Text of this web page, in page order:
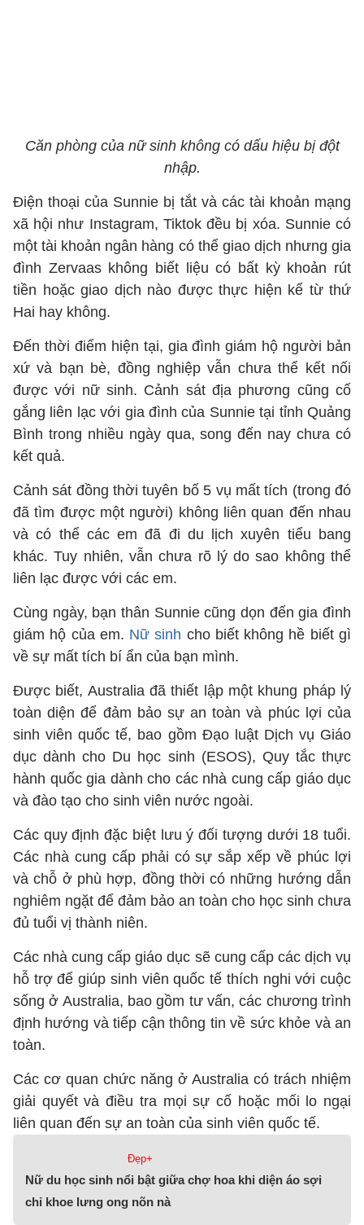
Căn phòng của nữ sinh không có dấu hiệu bị đột
nhập.
Điện thoại của Sunnie bị tắt và các tài khoản mạng
xã hội như Instagram, Tiktok đều bị xóa. Sunnie có
một tài khoản ngân hàng có thể giao dịch nhưng gia
đình Zervaas không biết liệu có bất kỳ khoản rút
tiền hoặc giao dịch nào được thực hiện kể từ thứ
Hai hay không.
Đến thời điểm hiện tại, gia đình giám hộ người bản
xứ và bạn bè, đồng nghiệp vẫn chưa thể kết nối
được với nữ sinh. Cảnh sát địa phương cũng cố
gắng liên lạc với gia đình của Sunnie tại tỉnh Quảng
Bình trong nhiều ngày qua, song đến nay chưa có
kết quả.
Cảnh sát đồng thời tuyên bố 5 vụ mất tích (trong đó
đã tìm được một người) không liên quan đến nhau
và có thể các em đã đi du lịch xuyên tiểu bang
khác. Tuy nhiên, vẫn chưa rõ lý do sao không thể
liên lạc được với các em.
Cùng ngày, bạn thân Sunnie cũng dọn đến gia đình
giám hộ của em. Nữ sinh cho biết không hề biết gì
về sự mất tích bí ẩn của bạn mình.
Được biết, Australia đã thiết lập một khung pháp lý
toàn diện để đảm bảo sự an toàn và phúc lợi của
sinh viên quốc tế, bao gồm Đạo luật Dịch vụ Giáo
dục dành cho Du học sinh (ESOS), Quy tắc thực
hành quốc gia dành cho các nhà cung cấp giáo dục
và đào tạo cho sinh viên nước ngoài.
Các quy định đặc biệt lưu ý đối tượng dưới 18 tuổi.
Các nhà cung cấp phải có sự sắp xếp về phúc lợi
và chỗ ở phù hợp, đồng thời có những hướng dẫn
nghiêm ngặt để đảm bảo an toàn cho học sinh chưa
đủ tuổi vị thành niên.
Các nhà cung cấp giáo dục sẽ cung cấp các dịch vụ
hỗ trợ để giúp sinh viên quốc tế thích nghi với cuộc
sống ở Australia, bao gồm tư vấn, các chương trình
định hướng và tiếp cận thông tin về sức khỏe và an
toàn.
Các cơ quan chức năng ở Australia có trách nhiệm
giải quyết và điều tra mọi sự cố hoặc mối lo ngại
liên quan đến sự an toàn của sinh viên quốc tế.
Đẹp+
Nữ du học sinh nổi bật giữa chợ hoa khi diện áo sợi
chỉ khoe lưng ong nõn nà